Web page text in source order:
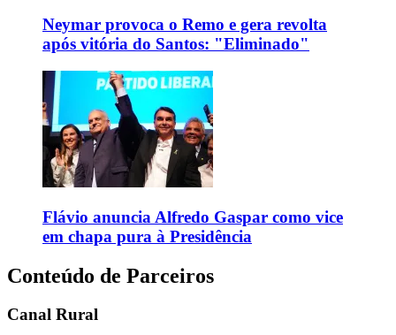
Neymar provoca o Remo e gera revolta
após vitória do Santos: "Eliminado"
Flávio anuncia Alfredo Gaspar como vice
em chapa pura à Presidência
Conteúdo de Parceiros
Canal Rural